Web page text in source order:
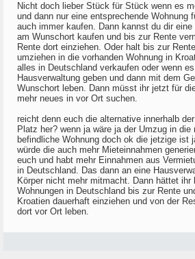
Nicht doch lieber Stück für Stück wenn es
und dann nur eine entsprechende Wohnung
auch immer kaufen. Dann kannst du dir
am Wunschort kaufen und bis zur Rente
Rente dort einziehen. Oder halt bis zur
umziehen in die vorhanden Wohnung in
alles in Deutschland verkaufen oder wenn
Hausverwaltung geben und dann mit dem
Wunschort leben. Dann müsst ihr jetzt für
mehr neues in vor Ort suchen.
reicht denn euch die alternative innerhalb
Platz her? wenn ja wäre ja der Umzug in die
befindliche Wohnung doch ok die jetzige ist
würde die auch mehr Mieteinnahmen
euch und habt mehr Einnahmen aus
in Deutschland. Das dann an eine
Körper nicht mehr mitmacht. Dann hättet ihr
Wohnungen in Deutschland bis zur Rente
Kroatien dauerhaft einziehen und von der
dort vor Ort leben.